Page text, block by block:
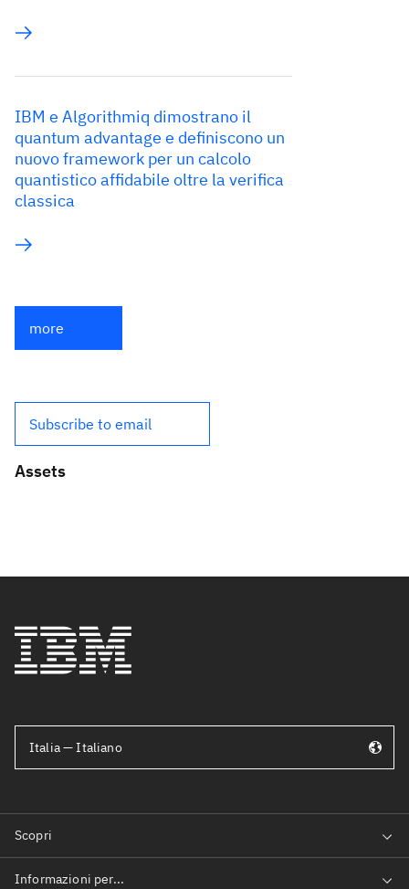
IBM e Algorithmiq dimostrano il
quantum advantage e definiscono un
nuovo framework per un calcolo
quantistico affidabile oltre la verifica
classica
more
Subscribe to email
Assets
Italia — Italiano